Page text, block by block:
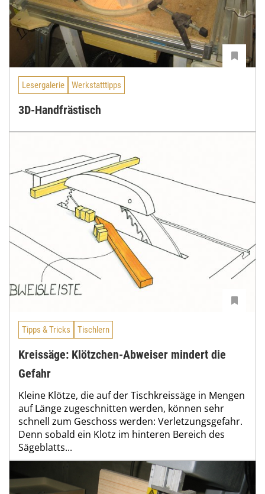
Lesergalerie Werkstatttipps
3D-Handfrästisch
Tipps & Tricks Tischlern
Kreissäge: Klötzchen-Abweiser mindert die
Gefahr
Kleine Klötze, die auf der Tischkreissäge in Mengen
auf Länge zugeschnitten werden, können sehr
schnell zum Geschoss werden: Verletzungsgefahr.
Denn sobald ein Klotz im hinteren Bereich des
Sägeblatts...